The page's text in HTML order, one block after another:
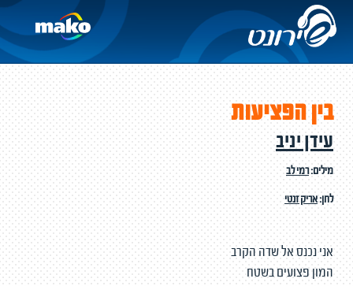
בין הפציעות
עידן יניב
מילים:רמי לב
לחן:אריק זנטי
אני נכנס אל שדה הקרב
המון פצועים בשטח